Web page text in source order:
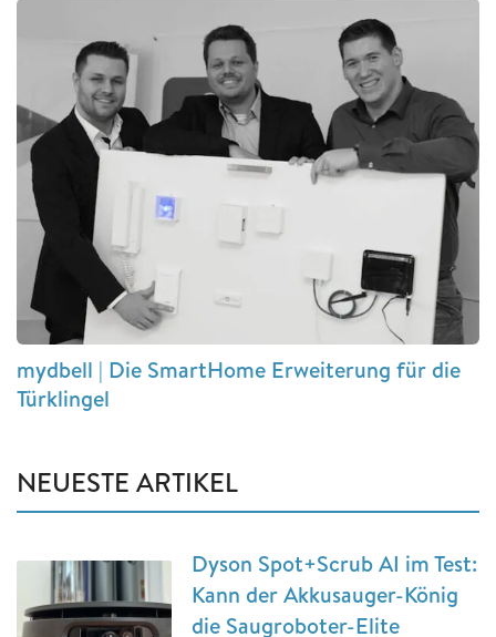
mydbell | Die SmartHome Erweiterung für die
Türklingel
NEUESTE ARTIKEL
Dyson Spot+Scrub AI im Test:
Kann der Akkusauger-König
die Saugroboter-Elite